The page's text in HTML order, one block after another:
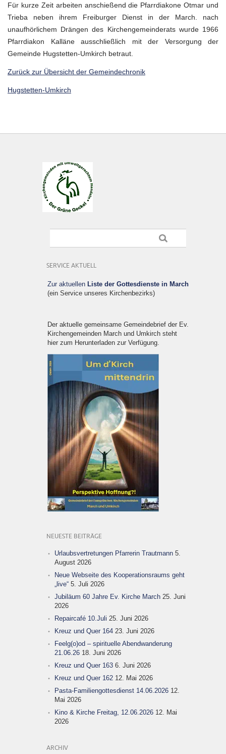
Für kurze Zeit arbeiten anschießend die Pfarrdiakone Otmar und
Trieba neben ihrem Freiburger Dienst in der March. nach
unaufhörlichem Drängen des Kirchengemeinderats wurde 1966
Pfarrdiakon Kalläne ausschließlich mit der Versorgung der
Gemeinde Hugstetten-Umkirch betraut.
Zurück zur Übersicht der Gemeindechronik
Hugstetten-Umkirch
SERVICE AKTUELL
Zur aktuellen Liste der Gottesdienste in March
(ein Service unseres Kirchenbezirks)
Der aktuelle gemeinsame Gemeindebrief der Ev.
Kirchengemeinden March und Umkirch steht
hier zum Herunterladen zur Verfügung.
NEUESTE BEITRÄGE
Urlaubsvertretungen Pfarrerin Trautmann 5.
August 2026
Neue Webseite des Kooperationsraums geht
„live“ 5. Juli 2026
Jubiläum 60 Jahre Ev. Kirche March 25. Juni
2026
Repaircafé 10.Juli 25. Juni 2026
Kreuz und Quer 164 23. Juni 2026
Feelg(o)od – spirituelle Abendwanderung
21.06.26 18. Juni 2026
Kreuz und Quer 163 6. Juni 2026
Kreuz und Quer 162 12. Mai 2026
Pasta-Familiengottesdienst 14.06.2026 12.
Mai 2026
Kino & Kirche Freitag, 12.06.2026 12. Mai
2026
ARCHIV